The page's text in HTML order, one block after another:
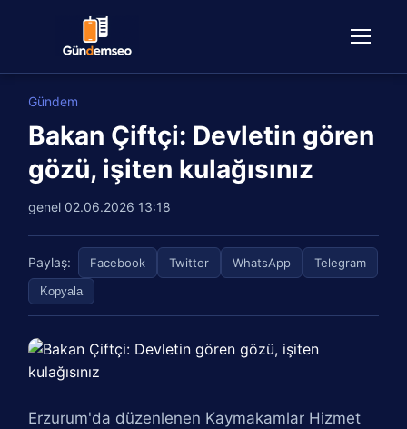
Gündem
Bakan Çiftçi: Devletin gören
gözü, işiten kulağısınız
genel 02.06.2026 13:18
Paylaş: Facebook Twitter WhatsApp Telegram
Kopyala
Erzurum'da düzenlenen Kaymakamlar Hizmet